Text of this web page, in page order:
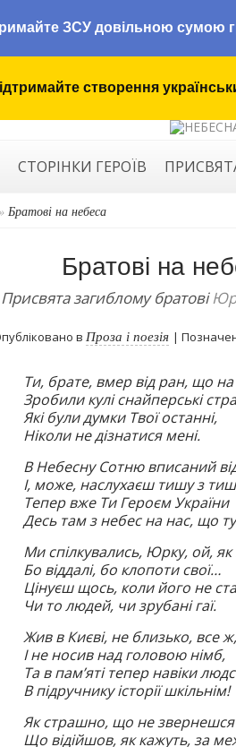
ЗСУ довільною
створення
СТОРІНКИ ГЕРОЇВ
Братові на небеса
Братові на
Присвята загиблому братові
в Проза і поезія |
Ти, брате, вмер від ран, що
Зробили кулі снайперські
Які були думки Твої останні,
Ніколи не дізнатися мені.
В Небесну Сотню вписаний
І, може, наслухаєш тишу з
Тепер вже Ти Героєм України
Десь там з небес на нас, що
Ми спілкувались, Юрку, ой,
Бо віддалі, бо клопоти свої…
Цінуєш щось, коли його не
Чи то людей, чи зрубані гаї.
Жив в Києві, не близько, все
І не носив над головою німб,
Та в пам’яті тепер навіки
В підручнику історії шкільнім!
Як страшно, що не звернешся
Що відійшов, як кажуть, за